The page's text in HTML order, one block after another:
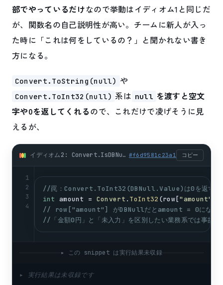
部でやっているだけなので挙動はイディオム1と同じだ
が、関数名の自己説明性が高い。チームに新人が入っ
た時に「これは何をしているの？」と聞かれない書き
方になる。
Convert.ToString(null) や
Convert.ToInt32(null) 系は null を渡すと空文
字や0を返してくれるので、これだけで凌げそうに見
えるが、
イディオム2: Convert.IsDBNull + ??演算子のシンプルパターン (csharp) #f6d9581c23a1 コピー
1
2
3
4
//罠：Convert.ToInt32(DBNull.Value)は0を返す
int amount = Convert . ToInt32 (row["amount"
// row["amount"] がDBNullだとamount = 0になる
//「金額0円」と「未入力」を区別したい業務系では事故の
▸ この snippet は実行結果未収録
▸ 実行結果は未収録です